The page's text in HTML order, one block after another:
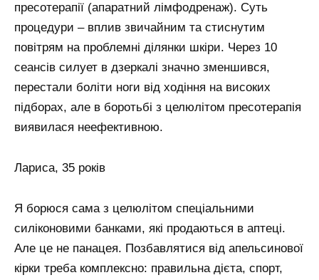
пресотерапії (апаратний лімфодренаж). Суть
процедури – вплив звичайним та стиснутим
повітрям на проблемні ділянки шкіри. Через 10
сеансів силует в дзеркалі значно зменшився,
перестали боліти ноги від ходіння на високих
підборах, але в боротьбі з целюлітом пресотерапія
виявилася неефективною.
Лариса, 35 років
Я борюся сама з целюлітом спеціальними
силіконовими банками, які продаються в аптеці.
Але це не панацея. Позбавлятися від апельсинової
кірки треба комплексно: правильна дієта, спорт,